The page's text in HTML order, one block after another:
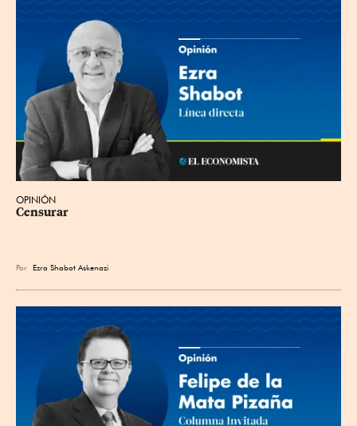
OPINIÓN
Censurar
Por Ezra Shabot Askenazi